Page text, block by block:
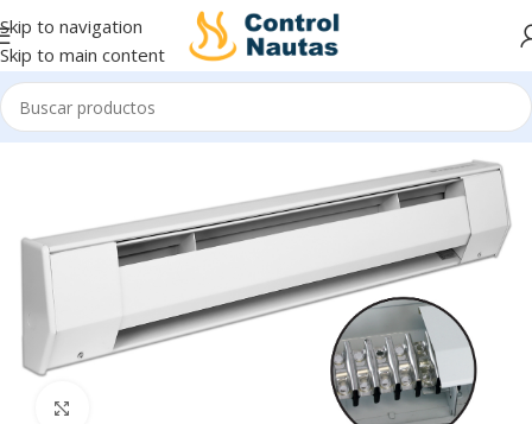
Skip to navigation
Skip to main content
Inicio Calentadores